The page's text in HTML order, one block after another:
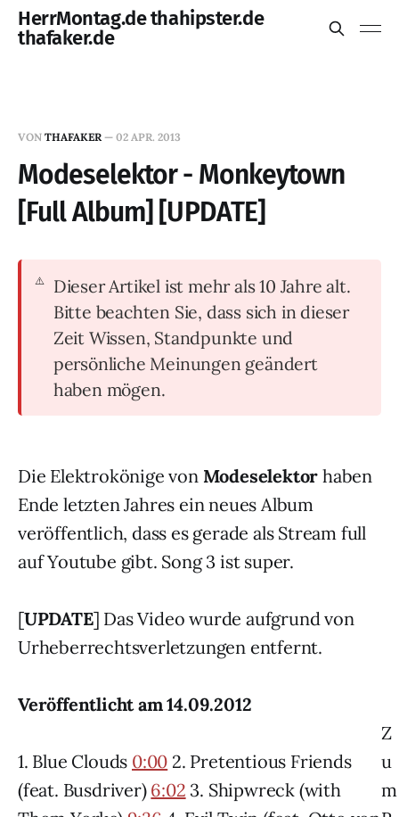
HerrMontag.de thahipster.de
thafaker.de
VON THAFAKER — 02 APR. 2013
Modeselektor - Monkeytown
[Full Album] [UPDATE]
Dieser Artikel ist mehr als 10 Jahre alt.
Bitte beachten Sie, dass sich in dieser
Zeit Wissen, Standpunkte und
persönliche Meinungen geändert
haben mögen.
Die Elektrokönige von Modeselektor haben
Ende letzten Jahres ein neues Album
veröffentlich, dass es gerade als Stream full
auf Youtube gibt. Song 3 ist super.
[UPDATE] Das Video wurde aufgrund von
Urheberrechtsverletzungen entfernt.
Veröffentlicht am 14.09.2012
1. Blue Clouds 0:00 2. Pretentious Friends
(feat. Busdriver) 6:02 3. Shipwreck (with
Z
u
m